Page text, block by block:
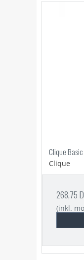
Clique
Clique
268,75
(inkl.